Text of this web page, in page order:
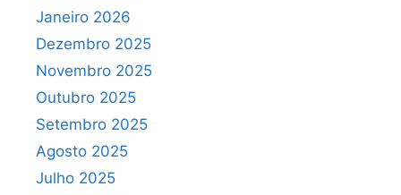
Janeiro 2026
Dezembro 2025
Novembro 2025
Outubro 2025
Setembro 2025
Agosto 2025
Julho 2025